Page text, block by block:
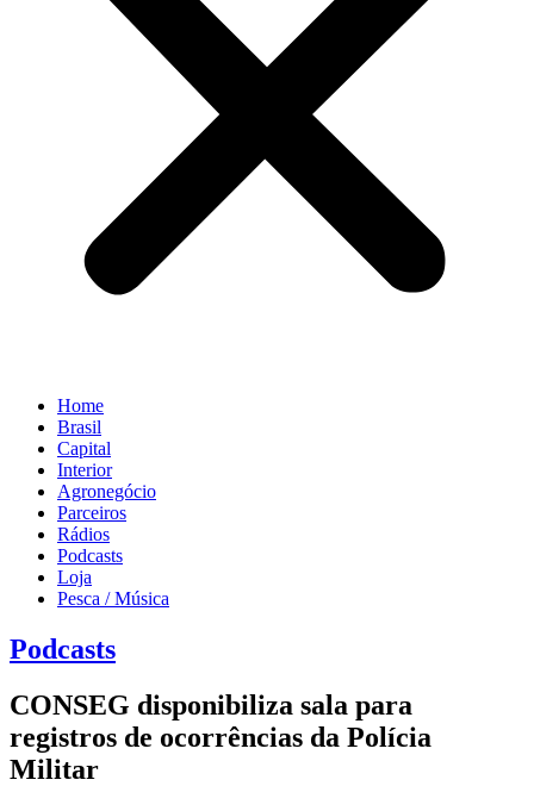
Home
Brasil
Capital
Interior
Agronegócio
Parceiros
Rádios
Podcasts
Loja
Pesca / Música
Podcasts
CONSEG disponibiliza sala para
registros de ocorrências da Polícia
Militar